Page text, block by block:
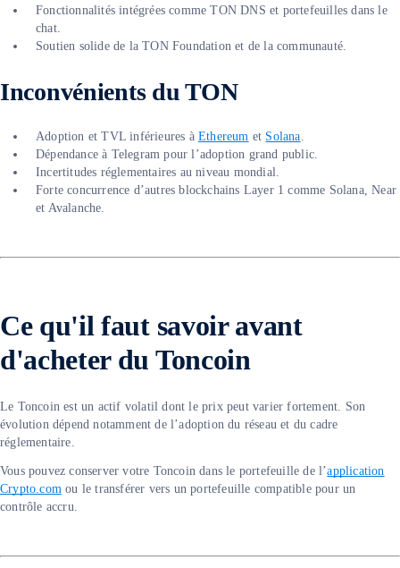
Fonctionnalités intégrées comme TON DNS et portefeuilles dans le
chat.
Soutien solide de la TON Foundation et de la communauté.
Inconvénients du TON
Adoption et TVL inférieures à Ethereum et Solana
Dépendance à Telegram pour l’adoption grand public.
Incertitudes réglementaires au niveau mondial.
Forte concurrence d’autres blockchains Layer 1 comme Solana, Near
et Avalanche.
Ce qu'il faut savoir avant
d'acheter du Toncoin
Le Toncoin est un actif volatil dont le prix peut varier fortement. Son
évolution dépend notamment de l’adoption du réseau et du cadre
réglementaire.
Vous pouvez conserver votre Toncoin dans le portefeuille de l’application
Crypto.com ou le transférer vers un portefeuille compatible pour un
contrôle accru.